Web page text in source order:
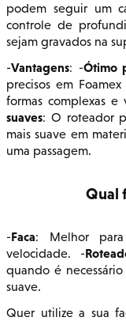
podem seguir um
controle de
sejam gravados na
-Vantagens: -Ótimo
precisos em
formas complexas
suaves: O roteador
mais suave em
uma passagem.
Qual
-Faca: Melhor
velocidade. -
quando é
suave.
Quer utilize a sua